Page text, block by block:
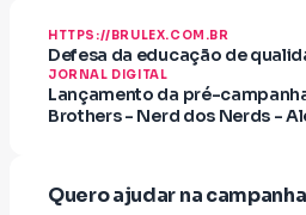
HTTPS://BRULEX.COM.BR
Defesa da educação de
JORNAL DIGITAL
Lançamento da pré-
Brothers - Nerd dos Nerds -
Quero ajudar na campanha